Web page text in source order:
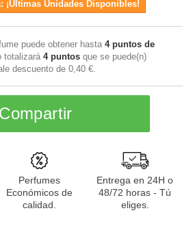
¡Últimas Unidades Disponibles!
puede obtener hasta 4puntos de
totalizará 4puntos que se puede(n)
descuento de 0,40 €
Compartir
Perfumes
Económicos de
calidad.
Entrega en 24H o
48/72 horas - Tú
eliges.